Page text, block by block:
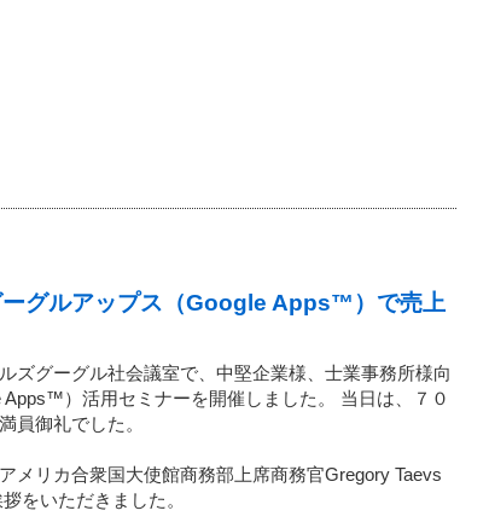
ーグルアップス（Google Apps™）で売上
ズグーグル社会議室で、中堅企業様、士業事務所様向
）活用セミナーを開催しました。 当日は、７０
員御礼でした。
メリカ合衆国大使館商務部上席商務官Gregory Taevs
をいただきました。